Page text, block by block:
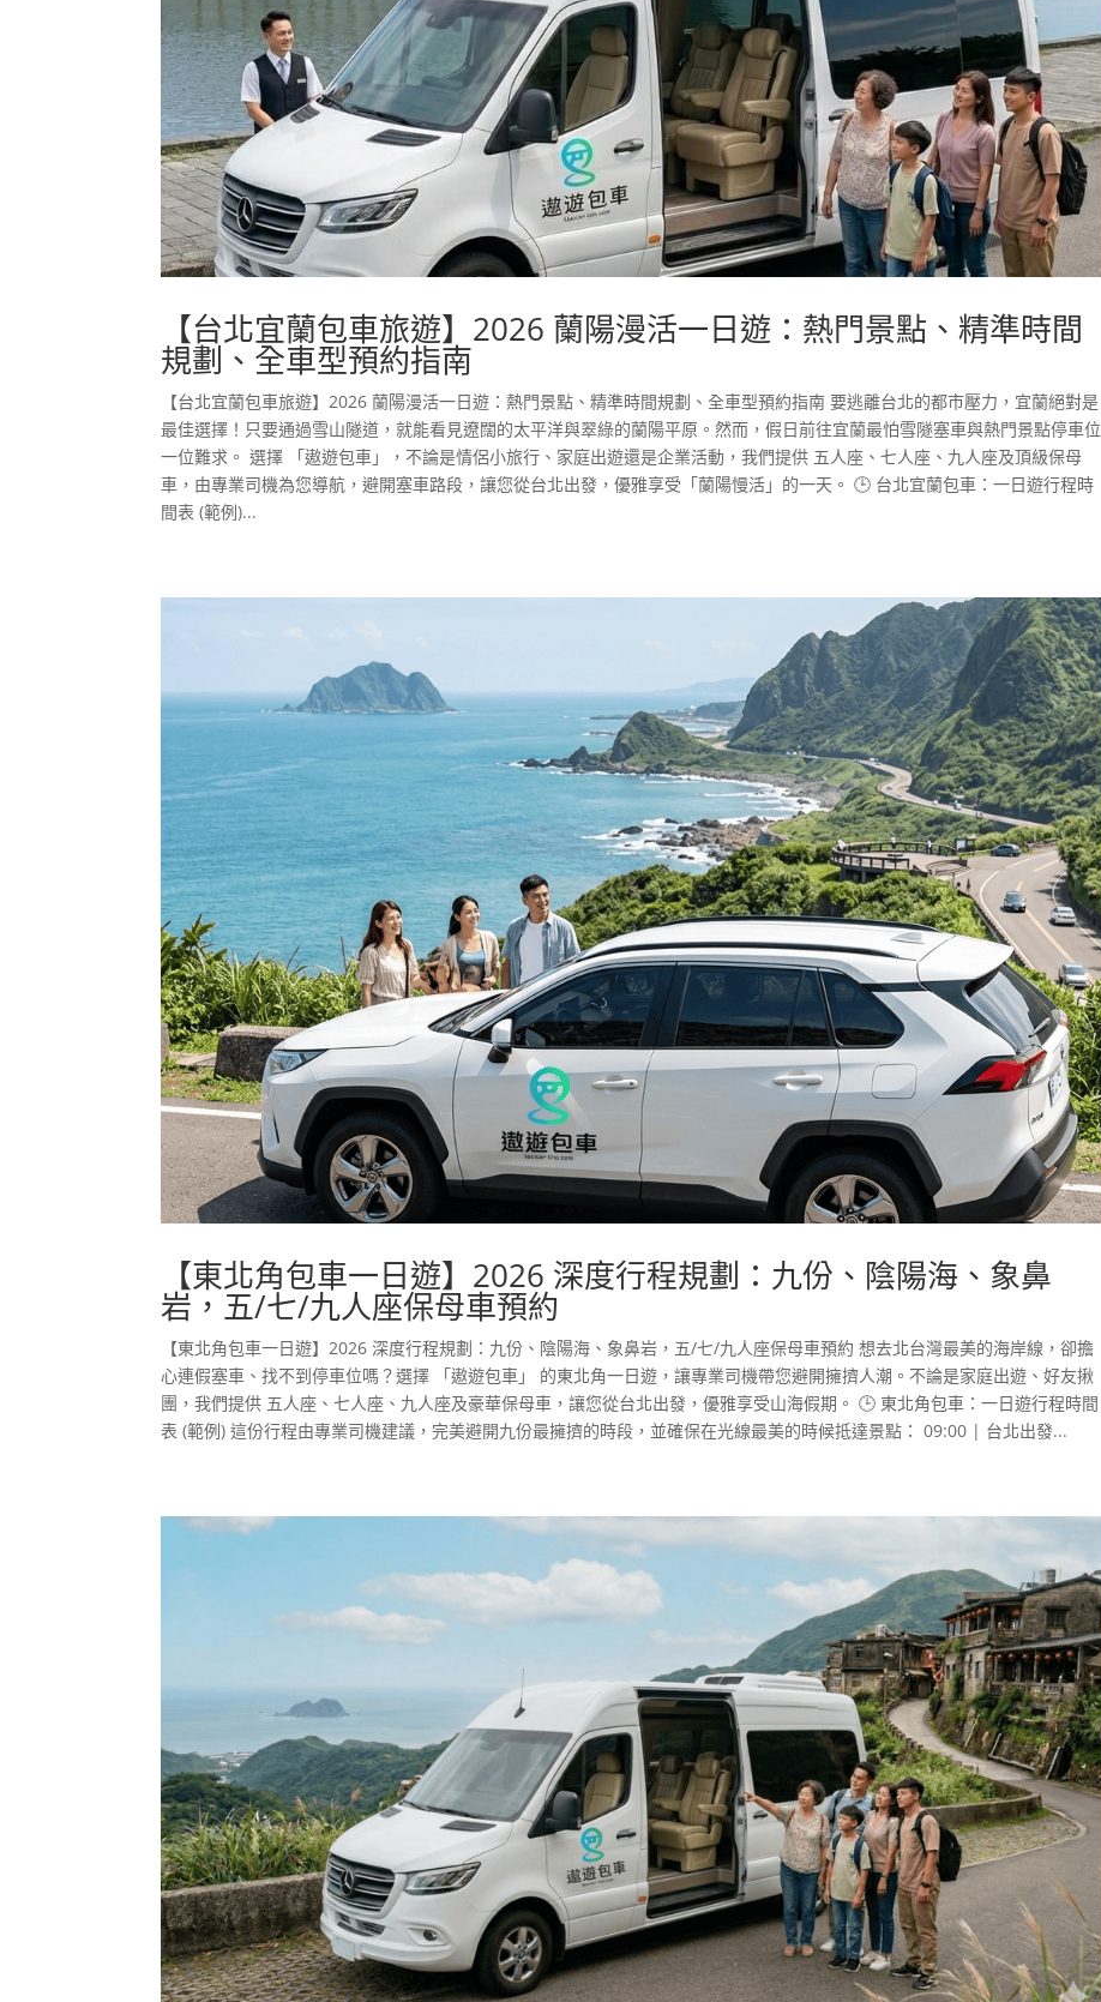
【台北宜蘭包車旅遊】2026 蘭陽漫活一日遊：熱門景點、精準時間
規劃、全車型預約指南
【台北宜蘭包車旅遊】2026 蘭陽漫活一日遊：熱門景點、精準時間規劃、全車型預約指南 要逃離台北的都市壓力，宜蘭絕對是
最佳選擇！只要通過雪山隧道，就能看見遼闊的太平洋與翠綠的蘭陽平原。然而，假日前往宜蘭最怕雪隧塞車與熱門景點停車位
一位難求。 選擇 「遨遊包車」，不論是情侶小旅行、家庭出遊還是企業活動，我們提供 五人座、七人座、九人座及頂級保母
車，由專業司機為您導航，避開塞車路段，讓您從台北出發，優雅享受「蘭陽慢活」的一天。 🕒 台北宜蘭包車：一日遊行程時
間表 (範例)...
【東北角包車一日遊】2026 深度行程規劃：九份、陰陽海、象鼻
岩，五/七/九人座保母車預約
【東北角包車一日遊】2026 深度行程規劃：九份、陰陽海、象鼻岩，五/七/九人座保母車預約 想去北台灣最美的海岸線，卻擔
心連假塞車、找不到停車位嗎？選擇 「遨遊包車」 的東北角一日遊，讓專業司機帶您避開擁擠人潮。不論是家庭出遊、好友揪
團，我們提供 五人座、七人座、九人座及豪華保母車，讓您從台北出發，優雅享受山海假期。 🕒 東北角包車：一日遊行程時間
表 (範例) 這份行程由專業司機建議，完美避開九份最擁擠的時段，並確保在光線最美的時候抵達景點： 09:00 | 台北出發...